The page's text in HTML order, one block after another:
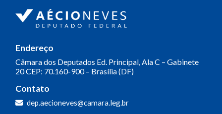
Endereço
Câmara dos Deputados Ed. Principal, Ala C – Gabinete
20CEP: 70.160-900 – Brasília (DF)
Contato
dep.aecioneves@camara.leg.br